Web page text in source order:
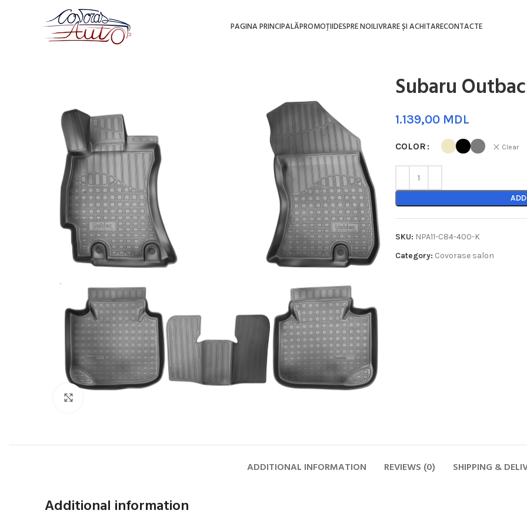
PAGINA PRINCIPALĂPROMOȚIIDESPRE NOILIVRARE ȘI ACHITARECONTACTE
Subaru
MDL
COLOR Clear
SKU: NPA11-C84-400-K
Category: Covorase salon
ADDITIONAL INFORMATION REVIEWS (0) SHIPPING &
Additional information